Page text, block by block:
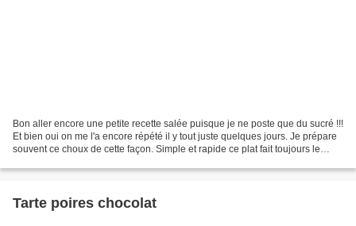
Bon aller encore une petite recette salée puisque je ne poste que du sucré !!!
Et bien oui on me l'a encore répété il y tout juste quelques jours. Je prépare
souvent ce choux de cette façon. Simple et rapide ce plat fait toujours le
Tarte poires chocolat